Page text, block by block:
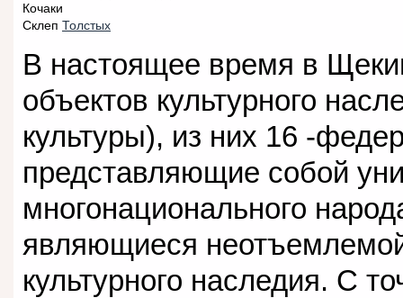
Кочаки
Склеп Толстых
В настоящее время в
объектов культурного
культуры), из них 16 -
представляющие собой
многонационального
являющиеся
культурного наследия. С